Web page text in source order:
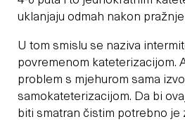
uklanjaju odmah nakon
U tom smislu se naziva
povremenom kateterizacijom.
problem s mjehurom sama
samokateterizacijom. Da bi
biti smatran čistim potrebno je